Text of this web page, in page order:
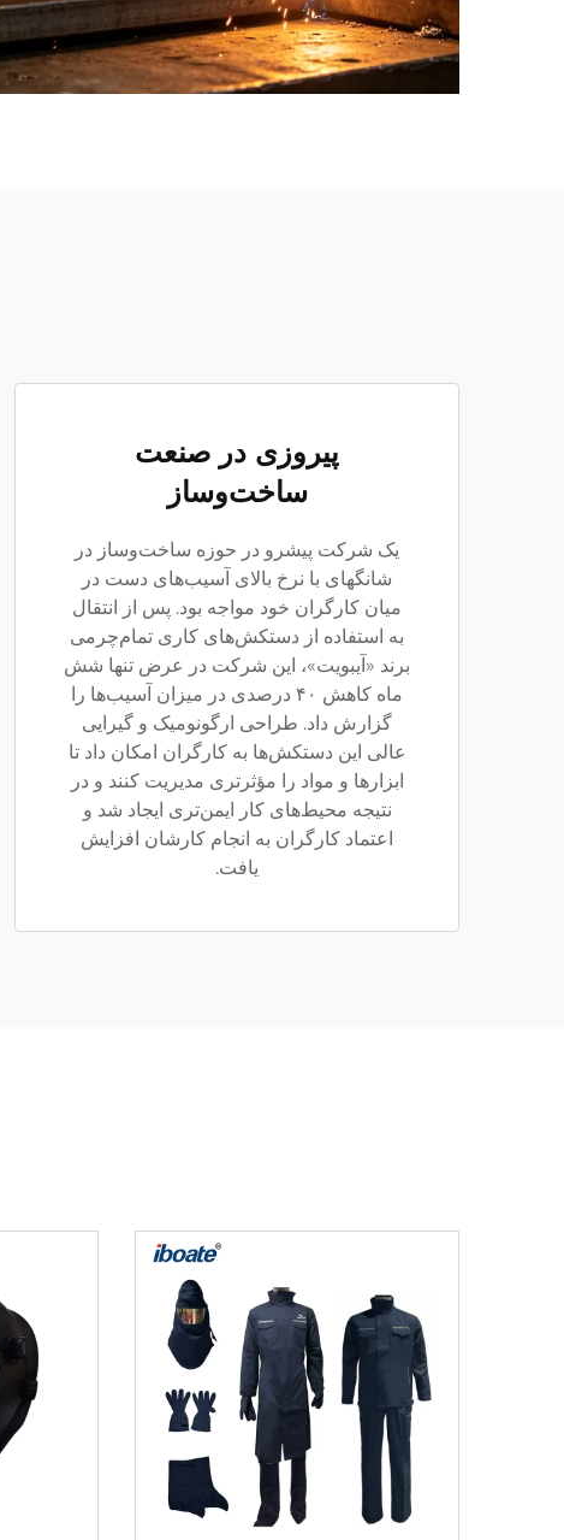
پیروزی در صنعت
ساخت‌وساز
یک شرکت پیشرو در حوزه ساخت‌وساز در
شانگهای با نرخ بالای آسیب‌های دست در
میان کارگران خود مواجه بود. پس از انتقال
به استفاده از دستکش‌های کاری تمام‌چرمی
برند «آیبویت»، این شرکت در عرض تنها شش
ماه کاهش ۴۰ درصدی در میزان آسیب‌ها را
گزارش داد. طراحی ارگونومیک و گیرایی
عالی این دستکش‌ها به کارگران امکان داد تا
ابزارها و مواد را مؤثرتری مدیریت کنند و در
نتیجه محیط‌های کار ایمن‌تری ایجاد شد و
اعتماد کارگران به انجام کارشان افزایش
یافت.